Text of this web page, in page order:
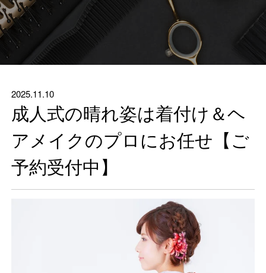
2025.11.10
成人式の晴れ姿は着付け＆ヘ
アメイクのプロにお任せ【ご
予約受付中】